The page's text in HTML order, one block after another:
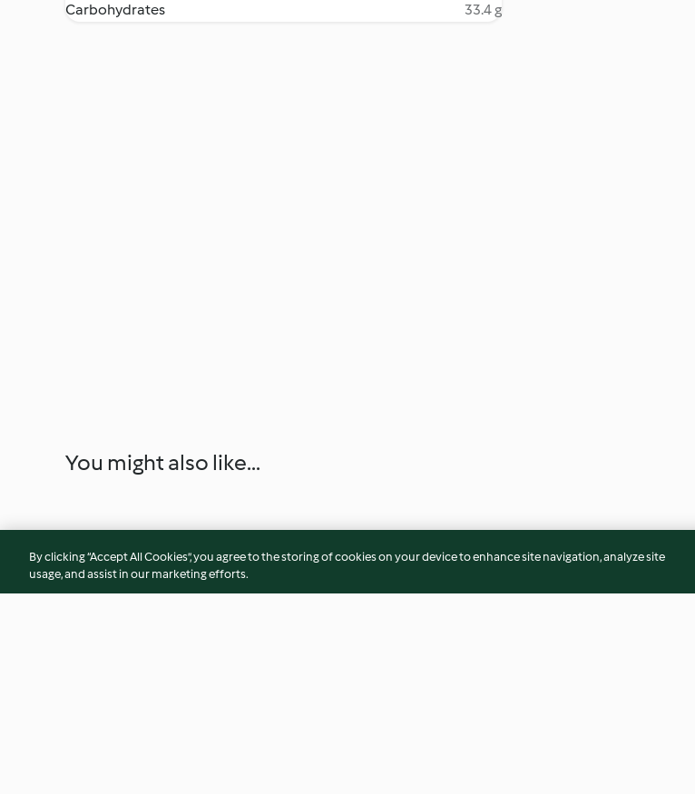
Carbohydrates
33.4 g
You might also like...
By clicking “Accept All Cookies”, you agree to the storing of cookies on your device to enhance site navigation, analyze site
usage, and assist in our marketing efforts.